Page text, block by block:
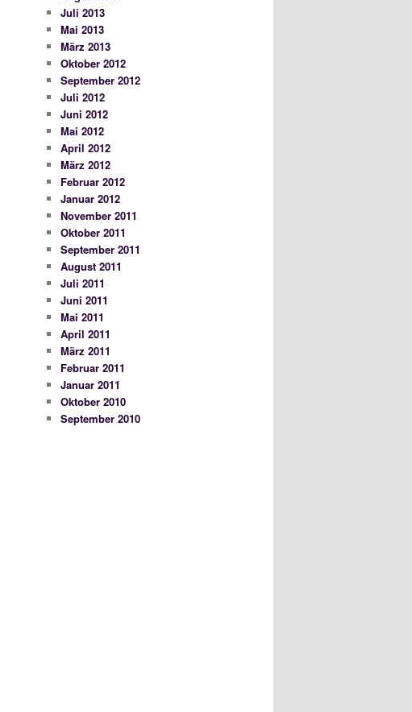
Juli 2013
Mai 2013
März 2013
Oktober 2012
September 2012
Juli 2012
Juni 2012
Mai 2012
April 2012
März 2012
Februar 2012
Januar 2012
November 2011
Oktober 2011
September 2011
August 2011
Juli 2011
Juni 2011
Mai 2011
April 2011
März 2011
Februar 2011
Januar 2011
Oktober 2010
September 2010